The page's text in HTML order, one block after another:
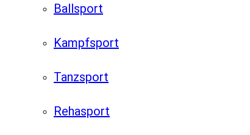
Ballsport
Kampfsport
Tanzsport
Rehasport